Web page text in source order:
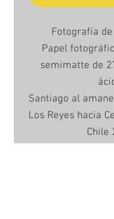
Fotografía
Papel
semimatte de
Santiago al
Los Reyes hacia
Chile